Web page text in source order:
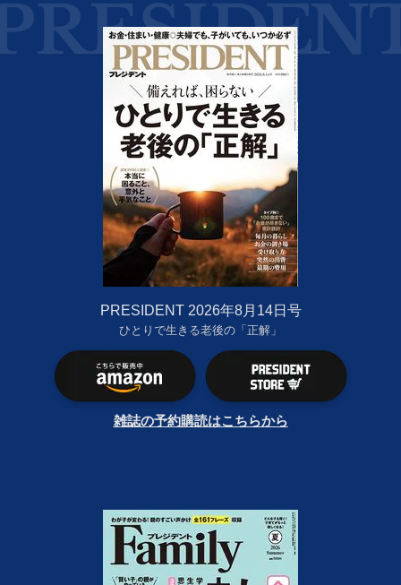
PRESIDENT 2026年8月14日号
ひとりで生きる老後の「正解」
雑誌の予約購読はこちらから